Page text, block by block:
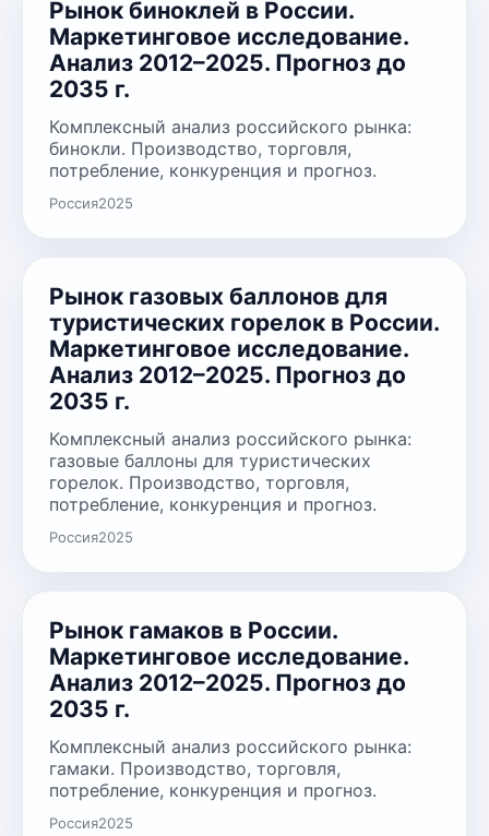
Рынок биноклей в России.
Маркетинговое исследование.
Анализ 2012–2025. Прогноз до
2035 г.
Комплексный анализ российского рынка:
бинокли. Производство, торговля,
потребление, конкуренция и прогноз.
Россия2025
Рынок газовых баллонов для
туристических горелок в России.
Маркетинговое исследование.
Анализ 2012–2025. Прогноз до
2035 г.
Комплексный анализ российского рынка:
газовые баллоны для туристических
горелок. Производство, торговля,
потребление, конкуренция и прогноз.
Россия2025
Рынок гамаков в России.
Маркетинговое исследование.
Анализ 2012–2025. Прогноз до
2035 г.
Комплексный анализ российского рынка:
гамаки. Производство, торговля,
потребление, конкуренция и прогноз.
Россия2025